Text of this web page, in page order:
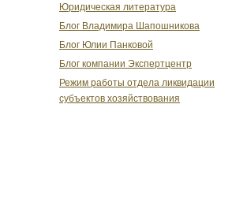
Юридическая литература
Блог Владимира Шапошникова
Блог Юлии Панковой
Блог компании Экспертцентр
Режим работы отдела ликвидации
субъектов хозяйствования